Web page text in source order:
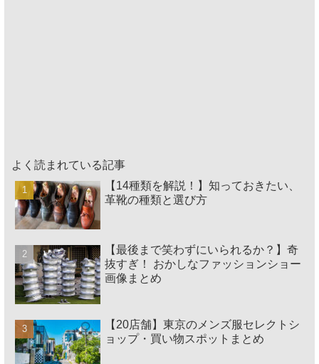
よく読まれている記事
【14種類を解説！】知っておきたい、
革靴の種類と選び方
【最後まで笑わずにいられるか？】奇
抜すぎ！ おかしなファッションショー
画像まとめ
【20店舗】東京のメンズ服セレクトシ
ョップ・買い物スポットまとめ